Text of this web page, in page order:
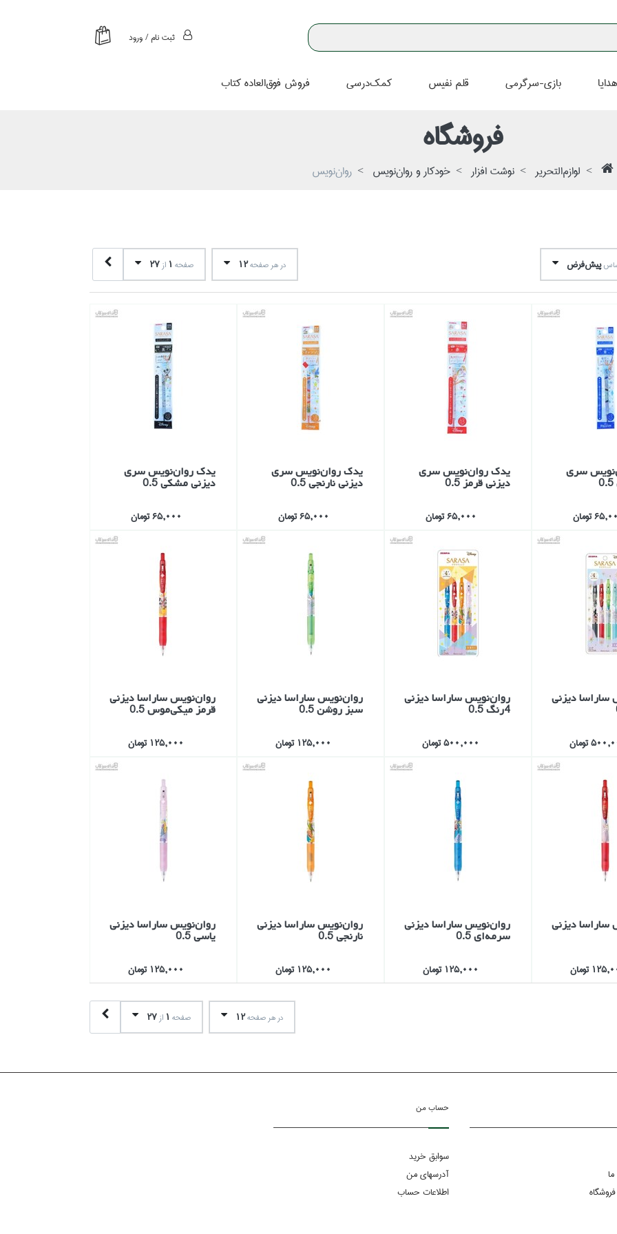
ثبت نام / ورود
بازي-سرگرمي قلم نفيس كمك‌درسي فروش فوق‌العاده كتاب
فروشگاه
لوازم‌التحرير نوشت افزار خودكار و روان‌نويس روان‌نويس
پيش‌فرض در هر صفحه12 صفحه 1 از27
سري
تومان
يدك روان‌نويس سري
ديزني قرمز 0.5
65,000 تومان
يدك روان‌نويس سري
ديزني نارنجي 0.5
65,000 تومان
يدك روان‌نويس سري
ديزني مشكي 0.5
65,000 تومان
ساراسا ديزني
تومان
روان‌نويس ساراسا ديزني
4رنگ 0.5
500,000 تومان
روان‌نويس ساراسا ديزني
سبز روشن 0.5
125,000 تومان
روان‌نويس ساراسا ديزني
قرمز ميكي‌موس 0.5
125,000 تومان
ساراسا ديزني
تومان
روان‌نويس ساراسا ديزني
سرمه‌اي 0.5
125,000 تومان
روان‌نويس ساراسا ديزني
نارنجي 0.5
125,000 تومان
روان‌نويس ساراسا ديزني
ياسي 0.5
125,000 تومان
در هر صفحه12 صفحه 1 از27
حساب من
سوابق خرید
آدرسهای من
اطلاعات حساب